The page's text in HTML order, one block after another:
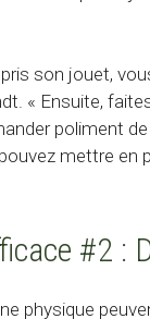
son jouet,
« Ensuite,
poliment
mettre en
#2 :
physique